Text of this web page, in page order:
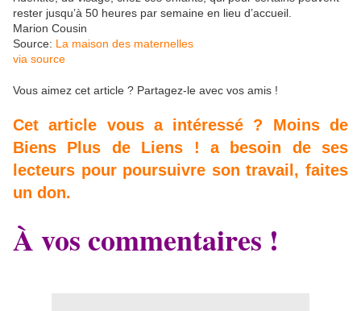
rester jusqu’à 50 heures par semaine en lieu d’accueil.
Marion Cousin
Source: La maison des maternelles
via source
Vous aimez cet article ? Partagez-le avec vos amis !
Cet article vous a intéressé ? Moins de
Biens Plus de Liens ! a besoin de ses
lecteurs pour poursuivre son travail, faites
un don.
À vos commentaires !